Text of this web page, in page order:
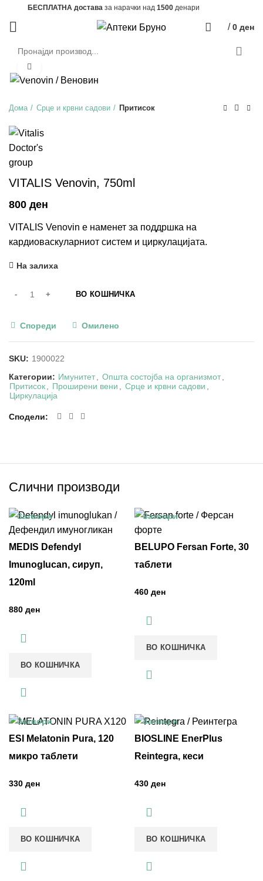
БЕСПЛАТНА достава за нарачки над 1500 денари
/ 0 ден
Дома Срце и крвни садови Притисок
VITALIS Venovin, 750ml
ден
VITALIS Venovin е наменет за поддршка на
кардиоваскуларниот систем и циркулацијата.
На залиха
ВО КОШНИЧКА
Спореди Омилено
SKU: 1900022
Категории: Имунитет, Општа состојба на организмот,
Притисок, Проширени вени , Срце и крвни садови ,
Циркулација
Сподели
Слични производи
Затвори
MEDIS Defendyl
Imunoglucan, сируп,
120ml
ден
ВО КОШНИЧКА
Затвори
BELUPO Fersan Forte, 30
таблети
ден
ВО КОШНИЧКА
Затвори
ESI Melatonin Pura, 120
микро таблети
ден
ВО КОШНИЧКА
Затвори
BIOSLINE EnerPlus
Reintegra, кеси
ден
ВО КОШНИЧКА